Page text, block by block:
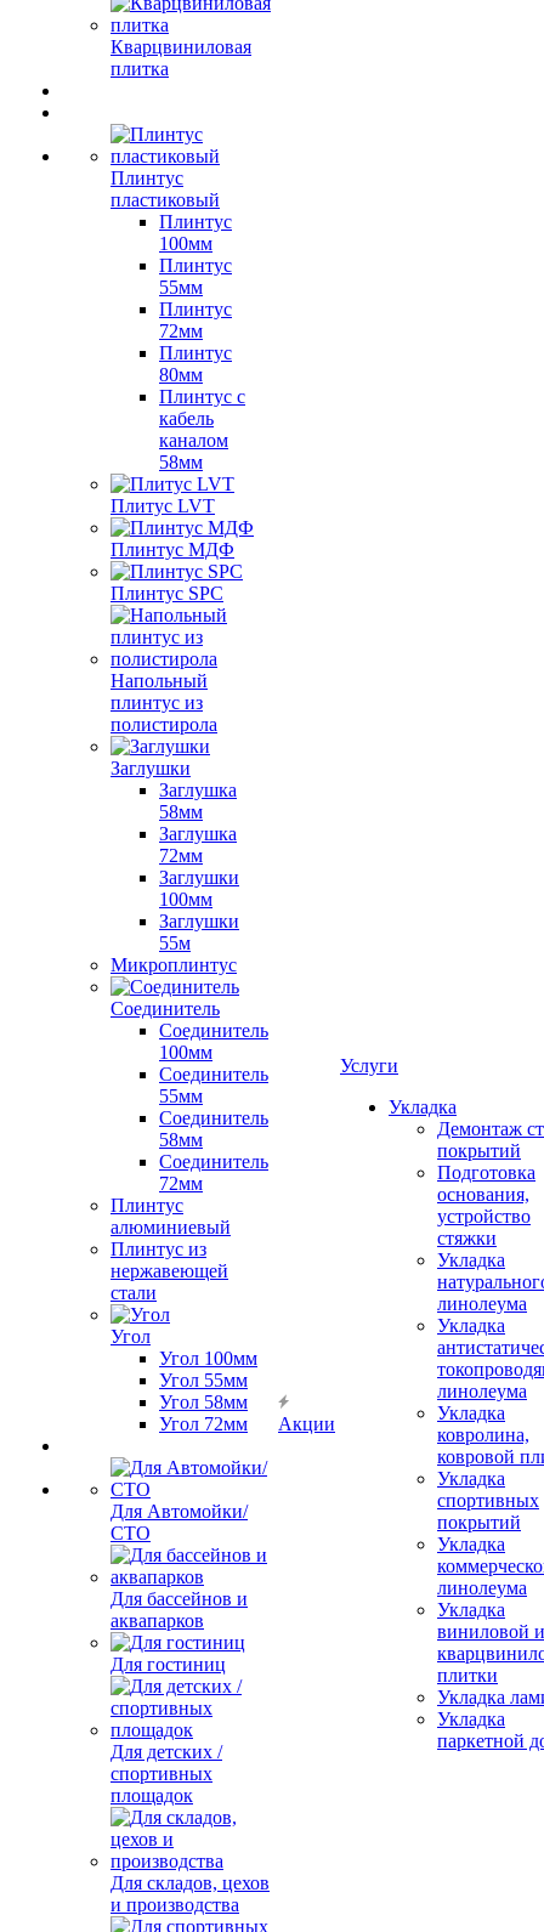
Кварцвиниловая
плитка
Плинтус
пластиковый
Плинтус
100мм
Плинтус
55мм
Плинтус
72мм
Плинтус
80мм
Плинтус с
кабель
каналом
58мм
Плитус LVT
Плинтус МДФ
Плинтус SPC
Напольный
плинтус из
полистирола
Заглушки
Заглушка
58мм
Заглушка
72мм
Заглушки
100мм
Заглушки
55м
Микроплинтус
Соединитель
Соединитель
100мм
Соединитель
55мм
Соединитель
58мм
Соединитель
72мм
Плинтус
алюминиевый
Плинтус из
нержавеющей
стали
Угол
Угол 100мм
Угол 55мм
Угол 58мм
Угол 72мм
Для Автомойки/
СТО
Для бассейнов и
аквапарков
Для гостиниц
Для детских /
спортивных
площадок
Для складов, цехов
и производства
Акции
Услуги
Укладка
Демонтаж
покрытий
Подготовка
основания,
устройство
стяжки
Укладка
линолеума
Укладка
линолеума
Укладка
ковролина,
ковровой
Укладка
спортивных
покрытий
Укладка
линолеума
Укладка
виниловой и
плитки
Укладка
Укладка
паркетной